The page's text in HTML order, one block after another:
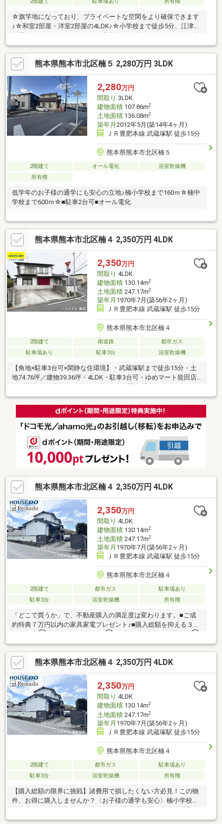
☆旗竿地になっており、プライベートな空間をより確保できます
♪☆和室2部屋・洋室2部屋の4LDK♪☆小学校まで徒歩5分、江津湖
本市立若葉小学校 徒歩5分（約350m）○マルショク 健軍店 徒
歩12分（約850m）○水前寺江津湖公園 車4分（約1000m）○都市
バス/若葉小学校前 バス停 徒歩7分（約500m）
熊本県熊本市北区楠５ 2,280万円 3LDK
2,280万円
間取り 3LDK
建物面積107.86m2
土地面積136.08m2
築年月 2012年5月(築14年4ヶ月)
ＪＲ豊肥本線 武蔵塚駅 徒歩15分
熊本県熊本市北区楠５
2階建て オール電化
浴室乾燥機
所有権
低学年のお子様の通学にも安心の立地♪楠小学校まで160ｍ☆楠中
学校まで600ｍ☆■駐車2台可■オール電化
熊本県熊本市北区楠４ 2,350万円 4LDK
2,350万円
間取り 4LDK
建物面積130.14m2
土地面積247.17m2
築年月 1970年7月(築56年2ヶ月)
ＪＲ豊肥本線 武蔵塚駅 徒歩15分
熊本県熊本市北区楠４
2階建て 南道路
都市ガス
駐車場あり
駐車3台 浴室乾燥機
【角地×駐車3台可×閑静な住環境】・武蔵塚駅まで徒歩15分・土
地74.76坪／建物39.36坪・4LDK・駐車3台可・ゆめマート龍田店
や趣味の時間を存分に楽しめる・南庭や広縁があり、全居室収納
付き。和の情緒を感じながら、ゆったりと暮らせる間取りです
熊本県熊本市北区楠４ 2,350万円 4LDK
2,350万円
間取り 4LDK
建物面積130.14m2
土地面積247.17m2
築年月 1970年7月(築56年2ヶ月)
ＪＲ豊肥本線 武蔵塚駅 徒歩15分
熊本県熊本市北区楠４
2階建て 都市ガス
駐車場あり
駐車3台
浴室乾燥機 所有権
「どこで買うか」で、不動産購入の満足度は変わります。■ご成
約特典７万円以内の家具家電プレゼント♪■購入総額を抑える３つ
提携銀行多数で金利を安く＼３００万円以上差がでることも！／
他社様のお見積り後でもご相談歓迎！最安値をお約束します◎■
熊本県全域の内覧ツアー・他社掲載物件もまとめてご案内・全種
別を窓口ひとつで比較・内覧■九州No.1の実績・ハウスドゥ全国
大会2025九州エリア売買件数・売上高１位・Google口コミランキ
ング「熊本県 不動産売買」１位
熊本県熊本市北区楠４ 2,350万円 4LDK
2,350万円
間取り 4LDK
建物面積130.14m2
土地面積247.17m2
築年月 1970年7月(築56年2ヶ月)
ＪＲ豊肥本線 武蔵塚駅 徒歩15分
熊本県熊本市北区楠４
2階建て 都市ガス
駐車場あり
駐車3台
浴室乾燥機 所有権
【購入総額の限界に挑戦】諸費用で損したくない方必見！この物
件、お得に購入しませんか？〈お子様の通学も安心〉楠小学校ま
安心。来客時も困りません。〈広い土地面積〉74坪以上で、ゆと